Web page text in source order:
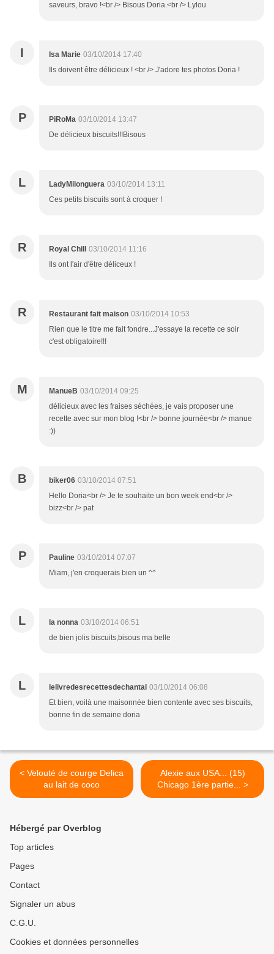
saveurs, bravo !<br /> Bisous Doria.<br /> Lylou
I Isa Marie 03/10/2014 17:40
Ils doivent être délicieux ! <br /> J'adore tes photos Doria !
P PiRoMa 03/10/2014 13:47
De délicieux biscuits!!!Bisous
L LadyMilonguera 03/10/2014 13:11
Ces petits biscuits sont à croquer !
R Royal Chill
03/10/2014 11:16
Ils ont l'air d'être déliceux !
R Restaurant fait maison 03/10/2014 10:53
Rien que le titre me fait fondre...J'essaye la recette ce soir
c'est obligatoire!!!
M ManueB 03/10/2014 09:25
délicieux avec les fraises séchées, je vais proposer une
recette avec sur mon blog !<br /> bonne journée<br /> manue
:))
B biker06 03/10/2014 07:51
Hello Doria<br /> Je te souhaite un bon week end<br />
bizz<br /> pat
P Pauline 03/10/2014 07:07
Miam, j'en croquerais bien un ^^
L la nonna 03/10/2014 06:51
de bien jolis biscuits,bisous ma belle
L lelivredesrecettesdechantal 03/10/2014 06:08
Et bien, voilà une maisonnée bien contente avec ses biscuits,
bonne fin de semaine doria
< Velouté de courge Delica
au lait de coco
Alexie aux USA... (15)
Chicago 1ère partie... >
Hébergé par Overblog
Top articles
Pages
Contact
Signaler un abus
C.G.U.
Cookies et données personnelles